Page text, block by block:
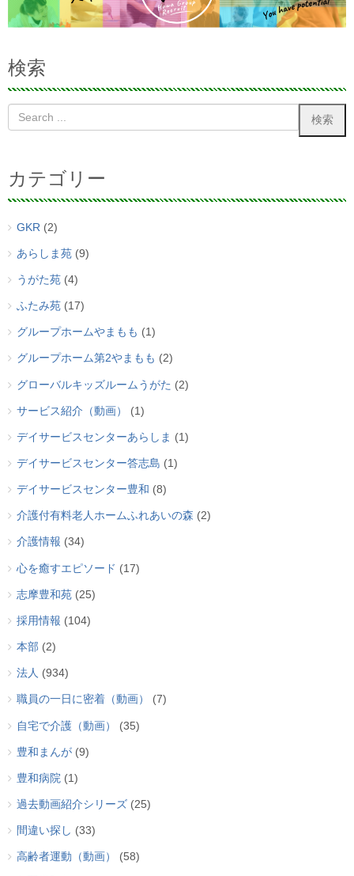
検索
カテゴリー
GKR (2)
あらしま苑 (9)
うがた苑 (4)
ふたみ苑 (17)
グループホームやまもも (1)
グループホーム第2やまもも (2)
グローバルキッズルームうがた (2)
サービス紹介（動画） (1)
デイサービスセンターあらしま (1)
デイサービスセンター答志島 (1)
デイサービスセンター豊和 (8)
介護付有料老人ホームふれあいの森 (2)
介護情報 (34)
心を癒すエピソード (17)
志摩豊和苑 (25)
採用情報 (104)
本部 (2)
法人 (934)
職員の一日に密着（動画） (7)
自宅で介護（動画） (35)
豊和まんが (9)
豊和病院 (1)
過去動画紹介シリーズ (25)
間違い探し (33)
高齢者運動（動画） (58)